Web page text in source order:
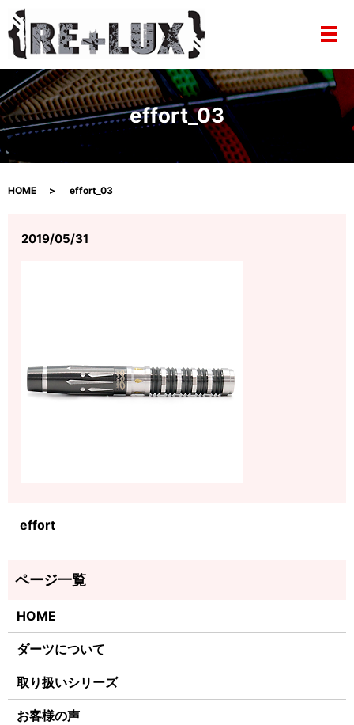
メ
effort_03
HOME effort_03
2019/05/31
effort
HOME
ダーツについて
取り扱いシリーズ
お客様の声